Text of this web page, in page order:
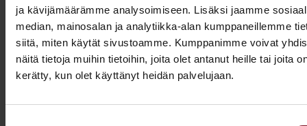
ja kävijämäärämme analysoimiseen. Lisäksi jaamme
median, mainosalan ja analytiikka-alan kumppaneillemme
siitä, miten käytät sivustoamme. Kumppanimme voivat
näitä tietoja muihin tietoihin, joita olet antanut heille tai joita
kerätty, kun olet käyttänyt heidän palvelujaan.
Pensselillä saadaan ruiskumaalausta tarkempi,
peittävämpi ja kestävämpi jälki. Siksi luotamme
ainoastaan tähän perinteiseen työtapaan. Kun talon
maalaus on tehty oikein, eli pensselimaalauksena,
pysyy maalipinta paremmin puhtaana ja säilyttää